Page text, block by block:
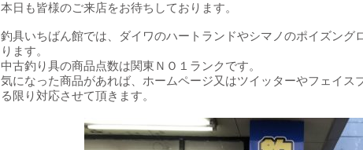
本日も皆様のご来店をお待ちしております。
釣具いちばん館では、ダイワのハートランドやシマノのポイズング
ります。
中古釣り具の商品点数は関東ＮＯ１ランクです。
気になった商品があれば、ホームページ又はツイッターやフェイス
る限り対応させて頂きます。